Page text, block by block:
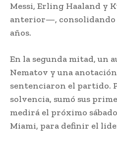
Messi, Erling Haaland y
anterior—, consolidando
años.
En la segunda mitad, un
Nematov y una anotación
sentenciaron el partido.
solvencia, sumó sus
medirá el próximo
Miami, para definir el